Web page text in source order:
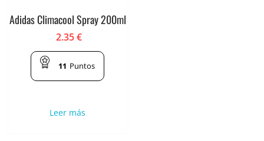
Adidas Climacool Spray 200ml
2.35€
11 Puntos
Leer más